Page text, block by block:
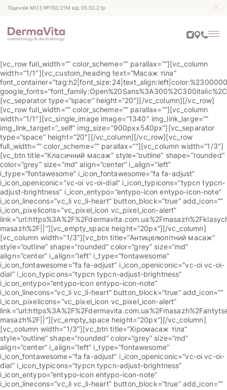
Ліцензія МОЗ №192/21М від 05.02.21р
[vc_row full_width=”” color_scheme=”” parallax=””][vc_column
width=”1/1″][vc_custom_heading text=”Масаж тіла”
[vc_separator type=”space” height=”20″][/vc_column][/vc_row]
[vc_row full_width=”” color_scheme=”” parallax=””][vc_column
width=”1/1″][vc_single_image image=”1340″ img_link_large=””
img_link_target=”_self” img_size=”900pxx540px”][vc_separator
type=”space” height=”20″][/vc_column][/vc_row][vc_row
full_width=”” color_scheme=”” parallax=””][vc_column width=”1/3″]
[vc_btn title=”Класичний масаж” style=”outline” shape=”rounded”
color=”grey” size=”md” align=”center” i_align=”left”
i_type=”fontawesome” i_icon_fontawesome=”fa fa-adjust”
i_icon_openiconic=”vc-oi vc-oi-dial” i_icon_typicons=”typcn typcn-
adjust-brightness” i_icon_entypo=”entypo-icon entypo-icon-note”
i_icon_linecons=”vc_li vc_li-heart” button_block=”true” add_icon=””
i_icon_pixelicons=”vc_pixel_icon vc_pixel_icon-alert”
masazh%2F||”][vc_empty_space height=”20px”][/vc_column]
[vc_column width=”1/3″][vc_btn title=”Антицелюлітний масаж”
style=”outline” shape=”rounded” color=”grey” size=”md”
align=”center” i_align=”left” i_type=”fontawesome”
i_icon_fontawesome=”fa fa-adjust” i_icon_openiconic=”vc-oi vc-oi-
dial” i_icon_typicons=”typcn typcn-adjust-brightness”
i_icon_entypo=”entypo-icon entypo-icon-note”
i_icon_linecons=”vc_li vc_li-heart” button_block=”true” add_icon=””
i_icon_pixelicons=”vc_pixel_icon vc_pixel_icon-alert”
masazh%2F||”][vc_empty_space height=”20px”][/vc_column]
[vc_column width=”1/3″][vc_btn title=”Хіромасаж тіла”
style=”outline” shape=”rounded” color=”grey” size=”md”
align=”center” i_align=”left” i_type=”fontawesome”
i_icon_fontawesome=”fa fa-adjust” i_icon_openiconic=”vc-oi vc-oi-
dial” i_icon_typicons=”typcn typcn-adjust-brightness”
i_icon_entypo=”entypo-icon entypo-icon-note”
i_icon_linecons=”vc_li vc_li-heart” button_block=”true” add_icon=””